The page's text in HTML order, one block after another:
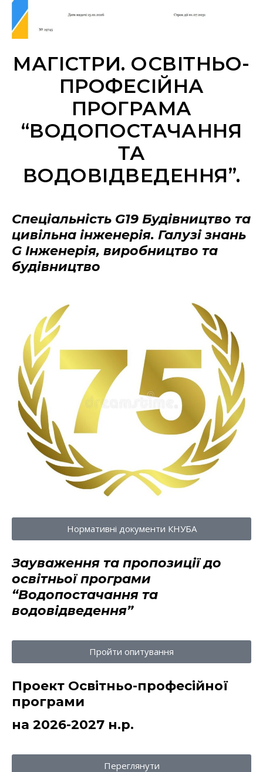
МАГІСТРИ. ОСВІТНЬО-
ПРОФЕСІЙНА
ПРОГРАМА
“ВОДОПОСТАЧАННЯ
ТА
ВОДОВІДВЕДЕННЯ”.
Спеціальність G19 Будівництво та
цивільна інженерія. Галузі знань
G Інженерія, виробництво та
будівництво
Нормативні документи КНУБА
Зауваження та пропозиції до
освітньої програми
“Водопостачання та
водовідведення”
Пройти опитування
Проект Освітньо-професійної
програми
на 2026-2027 н.р.
Переглянути